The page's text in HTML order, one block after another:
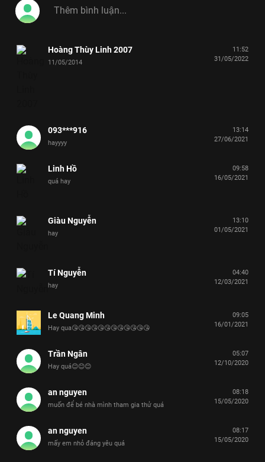
Hoàng Thùy Linh 2007
11/05/2014
11:52
31/05/2022
093***916
hayyyy
13:14
27/06/2021
Linh Hồ
quá hay
09:58
16/05/2021
Giàu Nguyễn
hay
13:10
01/05/2021
Tí Nguyễn
hay
04:40
12/03/2021
Le Quang Minh
Hay qua😘😘😘😘😘😘😘😘😘😘😘😘
09:05
16/01/2021
Trần Ngân
Hay quá😊😊😊
05:07
12/10/2020
an nguyen
muốn để bé nhà mình tham gia thử quá
08:18
15/05/2020
an nguyen
mấy em nhỏ đáng yêu quá
08:17
15/05/2020